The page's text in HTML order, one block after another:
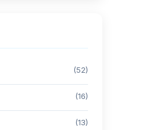
(52)
(16)
(13)